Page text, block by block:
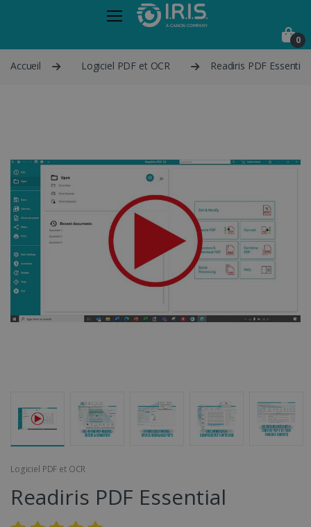
0
Accueil Logiciel PDF et OCR Readiris PDF Essential
Logiciel PDF et OCR
Readiris PDF Essential